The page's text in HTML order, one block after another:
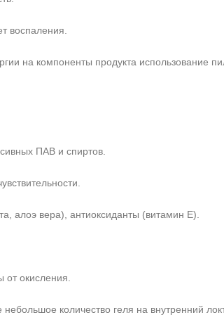
воспаления.
на компоненты продукта использование
ПАВ и спиртов.
алоэ вера), антиоксиданты (витамин Е).
окисления.
количество геля на внутренний